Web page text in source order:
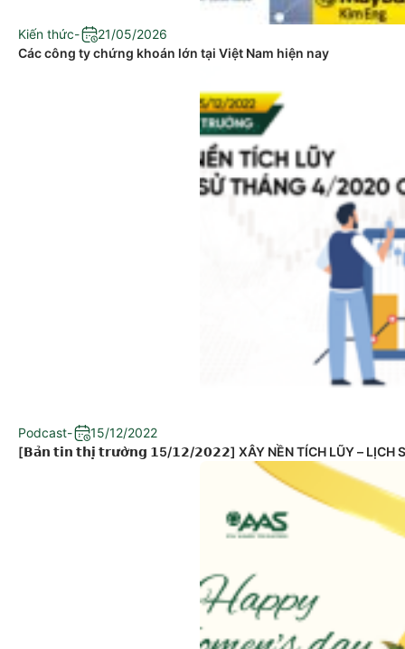
Kiến thức-
21/05/2026
Các công ty chứng khoán lớn tại Việt Nam hiện nay
Podcast-
15/12/2022
[𝗕𝗮̉𝗻 𝘁𝗶𝗻 𝘁𝗵𝗶̣ 𝘁𝗿𝘂̛𝗼̛̀𝗻𝗴 𝟭5/𝟭𝟮/𝟮𝟬𝟮𝟮] XÂY NỀN TÍCH LŨY – LỊCH